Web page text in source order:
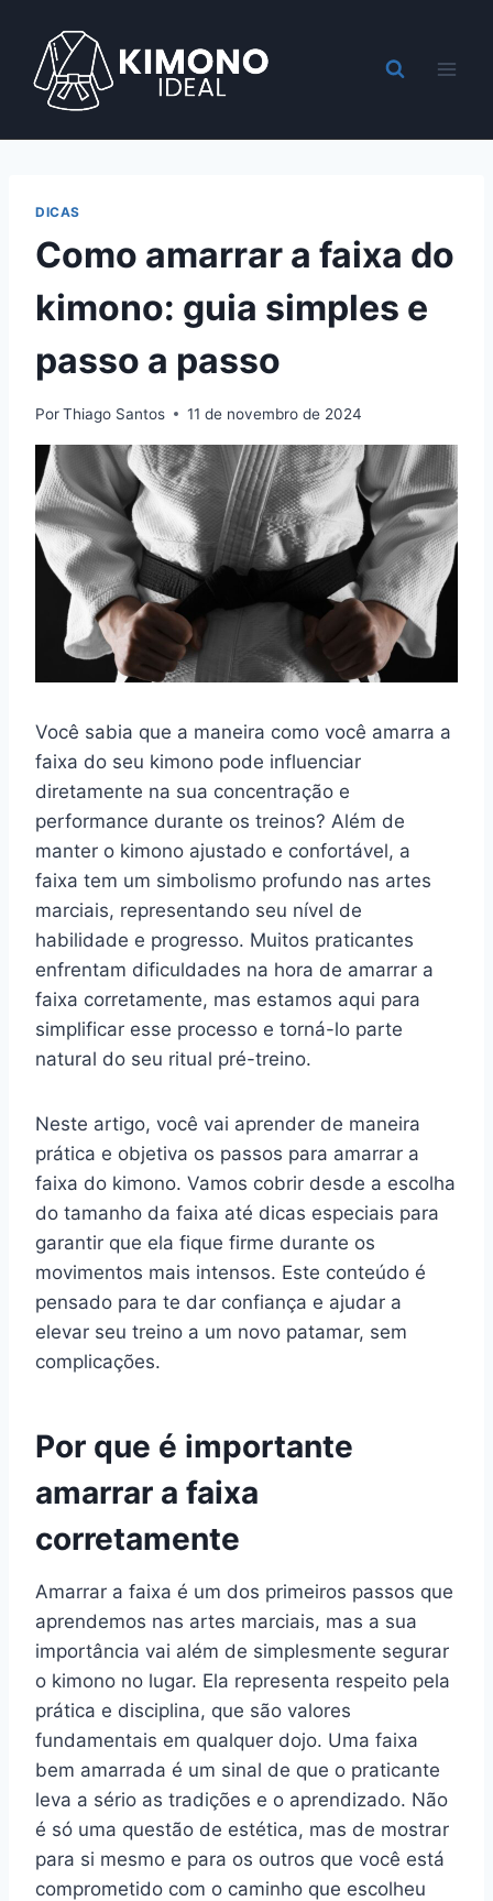
Conteúdo
DICAS
Como amarrar a faixa do
kimono: guia simples e
passo a passo
PorThiago Santos 11 de novembro de 2024
Você sabia que a maneira como você amarra a
faixa do seu kimono pode influenciar
diretamente na sua concentração e
performance durante os treinos? Além de
manter o kimono ajustado e confortável, a
faixa tem um simbolismo profundo nas artes
marciais, representando seu nível de
habilidade e progresso. Muitos praticantes
enfrentam dificuldades na hora de amarrar a
faixa corretamente, mas estamos aqui para
simplificar esse processo e torná-lo parte
natural do seu ritual pré-treino.
Neste artigo, você vai aprender de maneira
prática e objetiva os passos para amarrar a
faixa do kimono. Vamos cobrir desde a escolha
do tamanho da faixa até dicas especiais para
garantir que ela fique firme durante os
movimentos mais intensos. Este conteúdo é
pensado para te dar confiança e ajudar a
elevar seu treino a um novo patamar, sem
complicações.
Por que é importante
amarrar a faixa
corretamente
Amarrar a faixa é um dos primeiros passos que
aprendemos nas artes marciais, mas a sua
importância vai além de simplesmente segurar
o kimono no lugar. Ela representa respeito pela
prática e disciplina, que são valores
fundamentais em qualquer dojo. Uma faixa
bem amarrada é um sinal de que o praticante
leva a sério as tradições e o aprendizado. Não
é só uma questão de estética, mas de mostrar
para si mesmo e para os outros que você está
comprometido com o caminho que escolheu